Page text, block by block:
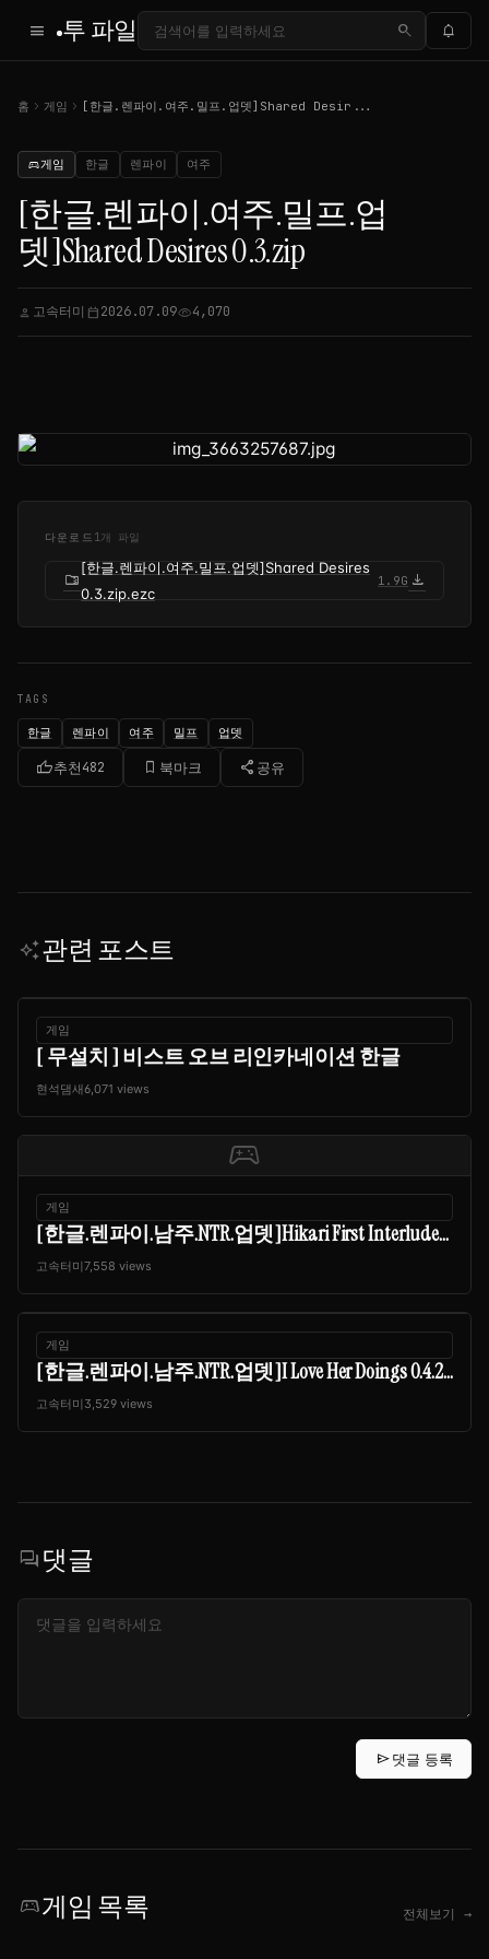
menu 투 파일 search notifications
홈 chevron_right 게임 chevron_right [한글.렌파이.여주.밀프.업뎃]Shared Desir...
sports_esports게임 한글 렌파이 여주
[한글.렌파이.여주.밀프.업
뎃]Shared Desires 0.3.zip
person 고속터미 calendar_today2026.07.09visibility4,070
다운로드 1개 파일
folder_zip
[한글.렌파이.여주.밀프.업뎃]Shared Desires
0.3.zip.ezc
1.9G download
TAGS
한글 렌파이 여주 밀프 업뎃
thumb_up추천482 bookmark_border 북마크 share 공유
auto_awesome관련 포스트
게임
[ 무설치 ] 비스트 오브 리인카네이션 한글
현석댐새6,071 views
sports_esports
게임
[한글.렌파이.남주.NTR.업뎃]Hikari First Interlude...
고속터미7,558 views
게임
[한글.렌파이.남주.NTR.업뎃]I Love Her Doings 0.4.2...
고속터미 3,529 views
forum댓글
send댓글 등록
sports_esports게임 목록 전체보기 →